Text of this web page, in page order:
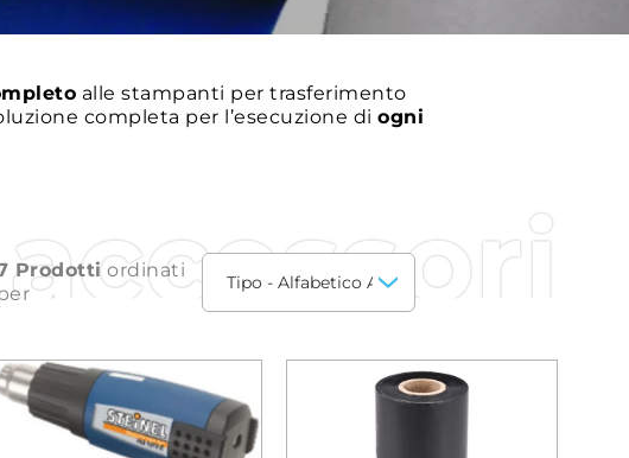
alle stampanti per trasferimento
completa per l’esecuzione di ogni
Prodotti ordinati